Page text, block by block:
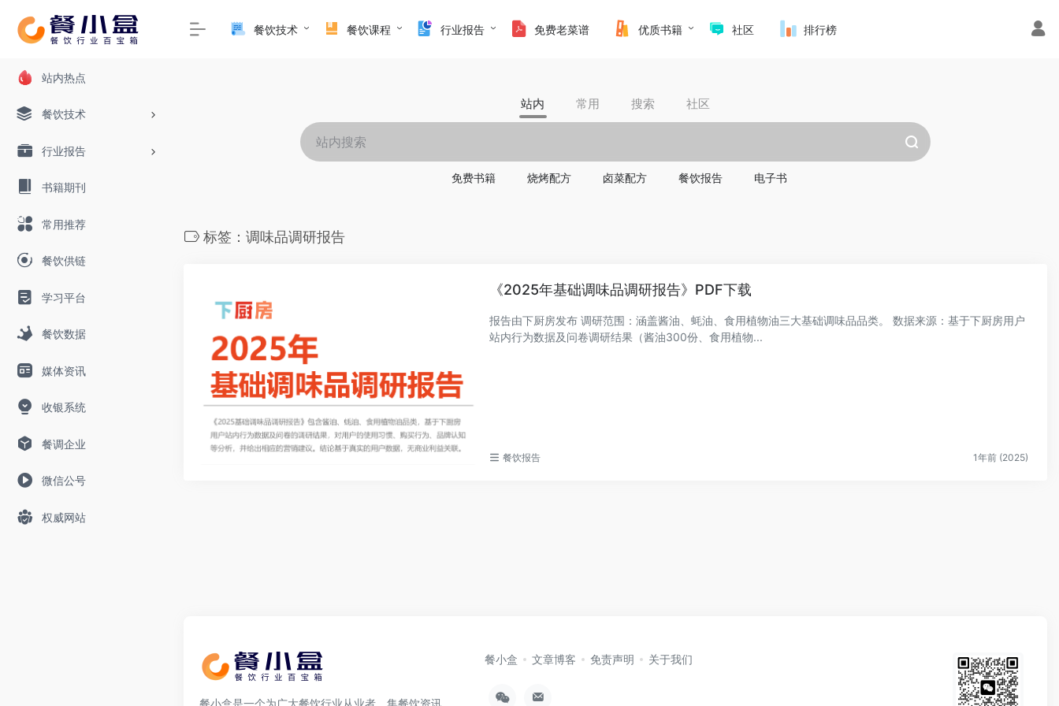
站内热点
餐饮技术
行业报告
书籍期刊
常用推荐
餐饮供链
学习平台
餐饮数据
媒体资讯
收银系统
餐调企业
微信公号
权威网站
餐饮技术 餐饮课程 行业报告 免费老菜谱 优质书籍 社区 排行榜
站内 常用 搜索 社区
免费书籍 烧烤配方 卤菜配方 餐饮报告 电子书
标签：调味品调研报告
《2025年基础调味品调研报告》PDF下载
报告由下厨房发布 调研范围：涵盖酱油、蚝油、食用植物油三大基础调味品品类。 数据来源：基于下厨房用户
站内行为数据及问卷调研结果（酱油300份、食用植物...
餐饮报告 1年前 (2025)
餐小盒是一个为广大餐饮行业从业者，集餐饮资讯、
餐小盒 文章博客 免责声明 关于我们